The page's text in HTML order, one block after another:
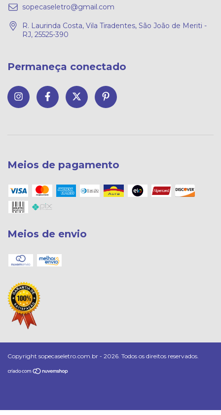
sopecaseletro@gmail.com
R. Laurinda Costa, Vila Tiradentes, São João de Meriti -
RJ, 25525-390
Permaneça conectado
Meios de pagamento
Meios de envio
Copyright sopecaseletro.com.br - 2026. Todos os direitos reservados.